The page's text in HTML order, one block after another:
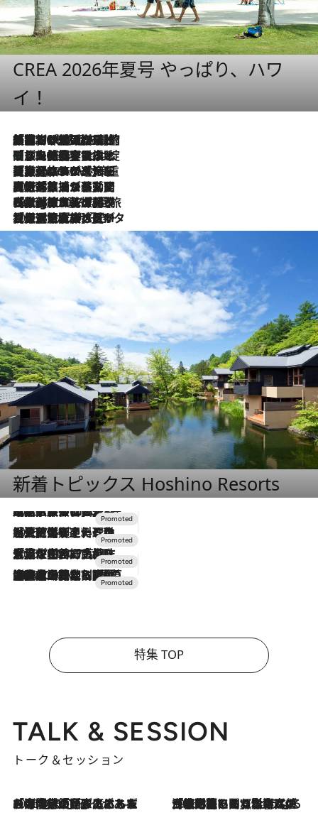
CREA 2026年夏号 やっぱり、ハワ
イ！
2026.8.6
「荷物が増えるほど旅ストレスは増す」美容ジャーナリストがたどり着いた最終結論。“化粧品を劇的に減らす”感動の凝縮美容とは
2026.8.6
「旅先には金髪ウィッグを持参」日本と同じメイクでは損してる!? 美容ジャーナリストが提案する“掟破りの旅美容”とは
2026.8.6
【厳選旅コスメ】「身軽さ＆UV対策重視！」ヘアアーティストshucoが選んだ夏旅ベストコスメを発表【Mサイズジップ】
2026.8.5
【厳選旅コスメ】国内をあちこち移動する河井菜摘が選んだ夏旅ベストコスメ発表！「リラックスアイテムはマスト」【Mサイズジップ】
2026.8.4
【厳選旅コスメ】「紫外線＆乾燥対策しながらメイク感も！」ヘア＆メイクGeorgeが選んだ夏旅ベストコスメを発表！【Mサイズジップ】
2026.8.3
【厳選旅コスメ】「保湿もタイパ重視！」“サウナ好き”タレント清水みさとが愛用する夏旅ベストコスメを発表！【Mサイズジップ】
新着トピックス Hoshino Resorts
2026.7.31
【ホテル帰省】という選択肢をOMOが提案。家族とほどよい距離を保つには「昼は実家、夜は気兼ねなくホテルで！」
2026.7.24
【夏限定ディナーコース】旬を迎える稚鮎や花ズッキーニなどをイタリア・トスカーナの郷土料理の手法で満喫！
2026.7.17
「土佐和ハーブかき氷」がOMO7高知に登場！生姜、山椒、大葉など目にも舌にも涼を呼ぶ郷土の味
2026.7.10
NEW OPEN！【界 草津】名湯の地に誕生。趣の異なる2種の温泉と上州ならではの会席・蕎麦割烹など美食を味わう究極の癒やし旅
特集 TOP
TALK & SESSION
トーク＆セッション
2026.8.3
「今後値上げがあるとすれば…」「リスクがあるのは今年の冬」エネルギー専門家が語る、ホルムズ海峡封鎖が家庭にもたらす“ある心配” 2026.8.3
「住宅建てられない…」「サーチャージ料の高値が続いている」ホルムズ海峡封鎖による影響はいつまで続く？《エネルギー専門家に聞く“どうなる日本の暮らし”》